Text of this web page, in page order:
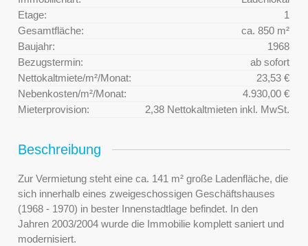
Etage:
1
Gesamtfläche:
ca. 850 m²
Baujahr:
1968
Bezugstermin:
ab sofort
Nettokaltmiete/m²/Monat:
23,53 €
Nebenkosten/m²/Monat:
4.930,00 €
Mieterprovision:
2,38 Nettokaltmieten inkl. MwSt.
Beschreibung
Zur Vermietung steht eine ca. 141 m² große Ladenfläche, die
sich innerhalb eines zweigeschossigen Geschäftshauses
(1968 - 1970) in bester Innenstadtlage befindet. In den
Jahren 2003/2004 wurde die Immobilie komplett saniert und
modernisiert.